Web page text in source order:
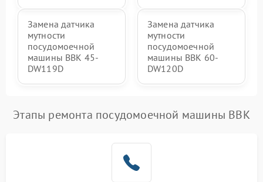
Замена датчика
мутности
посудомоечной
машины BBK 45-
DW119D
Замена датчика
мутности
посудомоечной
машины BBK 60-
DW120D
Этапы ремонта посудомоечной машины BBK